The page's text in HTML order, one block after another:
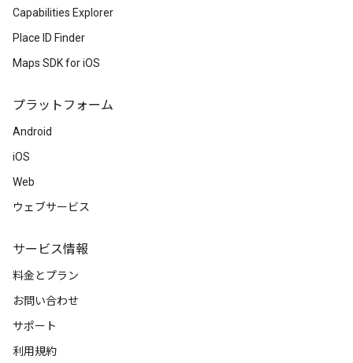
Capabilities Explorer
Place ID Finder
Maps SDK for iOS
プラットフォーム
Android
iOS
Web
ウェブサービス
サービス情報
料金とプラン
お問い合わせ
サポート
利用規約